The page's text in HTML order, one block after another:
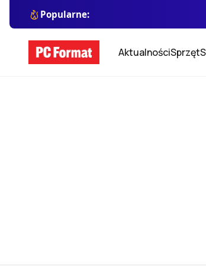
Popularne:
AktualnościSprzęt